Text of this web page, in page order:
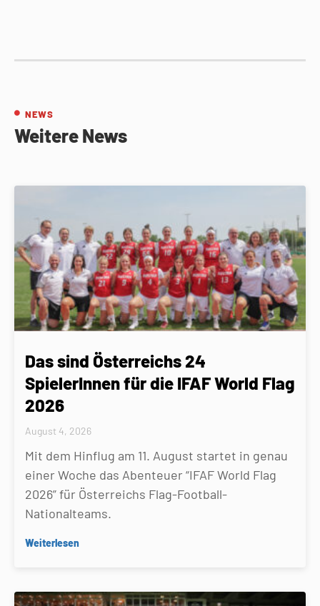
NEWS
Weitere News
Das sind Österreichs 24
SpielerInnen für die IFAF World Flag
2026
August 4, 2026
Mit dem Hinflug am 11. August startet in genau
einer Woche das Abenteuer “IFAF World Flag
2026” für Österreichs Flag-Football-
Nationalteams.
Weiterlesen